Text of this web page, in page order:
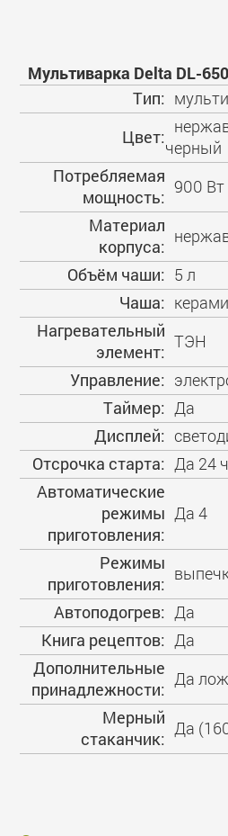
Мультиварка Delta DL-
Тип:
Цвет:
черный
Потребляемая
мощность:
900 Вт
Материал
корпуса:
Объём чаши: 5 л
Чаша:
Нагревательный
элемент:
ТЭН
Управление:
Таймер: Да
Дисплей:
Отсрочка старта: Да 24 ч
Автоматические
режимы
приготовления:
Да 4
Режимы
приготовления:
Автоподогрев: Да
Книга рецептов: Да
Дополнительные
принадлежности:
Да
Мерный
стаканчик:
Да